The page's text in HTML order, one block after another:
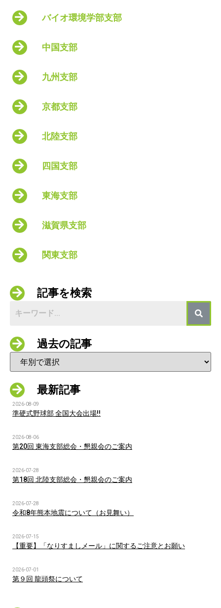
バイオ環境学部支部
中国支部
九州支部
京都支部
北陸支部
四国支部
東海支部
滋賀県支部
関東支部
記事を検索
過去の記事
最新記事
2026-08-09
準硬式野球部 全国大会出場!!
2026-08-06
第20回 東海支部総会・懇親会のご案内
2026-07-28
第18回 北陸支部総会・懇親会のご案内
2026-07-28
令和8年熊本地震について（お見舞い）
2026-07-15
【重要】「なりすましメール」に関するご注意とお願い
2026-07-01
第９回 龍頭祭について